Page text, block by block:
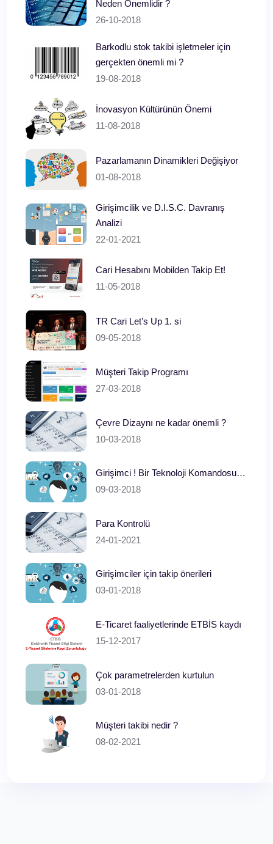
Neden Önemlidir ?
26-10-2018
Barkodlu stok takibi işletmeler için
gerçekten önemli mi ?
19-08-2018
İnovasyon Kültürünün Önemi
11-08-2018
Pazarlamanın Dinamikleri Değişiyor
01-08-2018
Girişimcilik ve D.I.S.C. Davranış
Analizi
22-01-2021
Cari Hesabını Mobilden Takip Et!
11-05-2018
TR Cari Let’s Up 1. si
09-05-2018
Müşteri Takip Programı
27-03-2018
Çevre Dizaynı ne kadar önemli ?
10-03-2018
Girişimci ! Bir Teknoloji Komandosu…
09-03-2018
Para Kontrolü
24-01-2021
Girişimciler için takip önerileri
03-01-2018
E-Ticaret faaliyetlerinde ETBİS kaydı
15-12-2017
Çok parametrelerden kurtulun
03-01-2018
Müşteri takibi nedir ?
08-02-2021